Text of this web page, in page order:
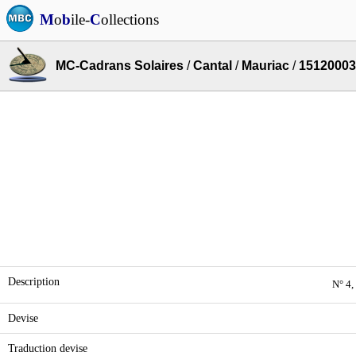
Mobile-Collections
MC-Cadrans Solaires /Cantal / Mauriac /
Description N°
Devise
Traduction devise